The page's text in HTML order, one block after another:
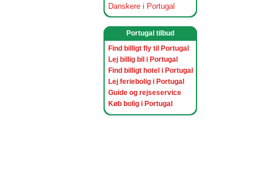
Danskere i Portugal
Portugal tilbud
Find billigt fly til Portugal
Lej billig bil i Portugal
Find billigt hotel i Portugal
Lej feriebolig i Portugal
Guide og rejseservice
Køb bolig i Portugal